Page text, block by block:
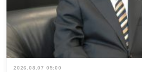
2026.08.07 05:00